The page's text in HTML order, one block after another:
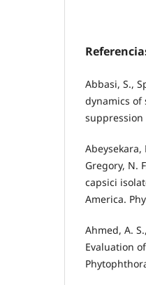
Abbasi, S.,
dynamics of
suppression
Abeysekara,
Gregory, N.
capsici
America.
Ahmed, A.
Evaluation